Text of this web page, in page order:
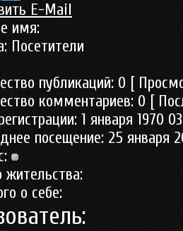
E-Mail
имя:
Посетители
публикаций: 0 [
комментариев: 0 [
1 января 1970
посещение: 25 января
жительства:
о себе: